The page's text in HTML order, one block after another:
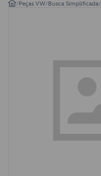
/Peças VW/Busca Simplificada/